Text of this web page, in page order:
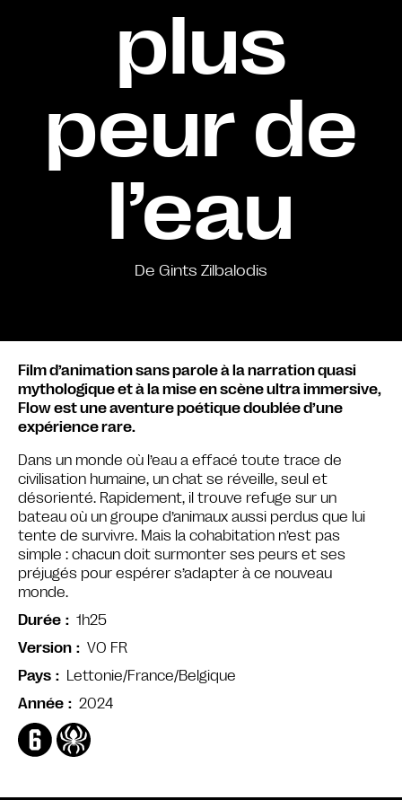
plus
peur de
l’eau
De Gints Zilbalodis
Film d’animation sans parole à la narration quasi
mythologique et à la mise en scène ultra immersive,
Flow est une aventure poétique doublée d’une
expérience rare.
Dans un monde où l’eau a effacé toute trace de
civilisation humaine, un chat se réveille, seul et
désorienté. Rapidement, il trouve refuge sur un
bateau où un groupe d’animaux aussi perdus que lui
tente de survivre. Mais la cohabitation n’est pas
simple : chacun doit surmonter ses peurs et ses
préjugés pour espérer s’adapter à ce nouveau
monde.
Durée
1h25
Version
VO FR
Pays
Lettonie/France/Belgique
Année
2024